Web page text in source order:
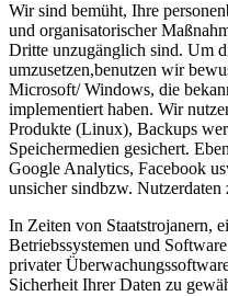
Wir sind bemüht, Ihre
und organisatorischer
Dritte unzugänglich sind. Um
umzusetzen,benutzen wir
Microsoft/ Windows, die
implementiert haben. Wir
Produkte (Linux), Backups
Speichermedien gesichert.
Google Analytics, Facebook
unsicher sindbzw. Nutzerdaten
In Zeiten von Staatstrojanern,
Betriebssystemen und
privater
Sicherheit Ihrer Daten zu